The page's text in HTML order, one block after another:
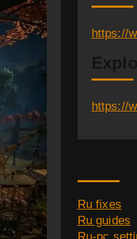
https://
https://
Ru fixes
Ru guides